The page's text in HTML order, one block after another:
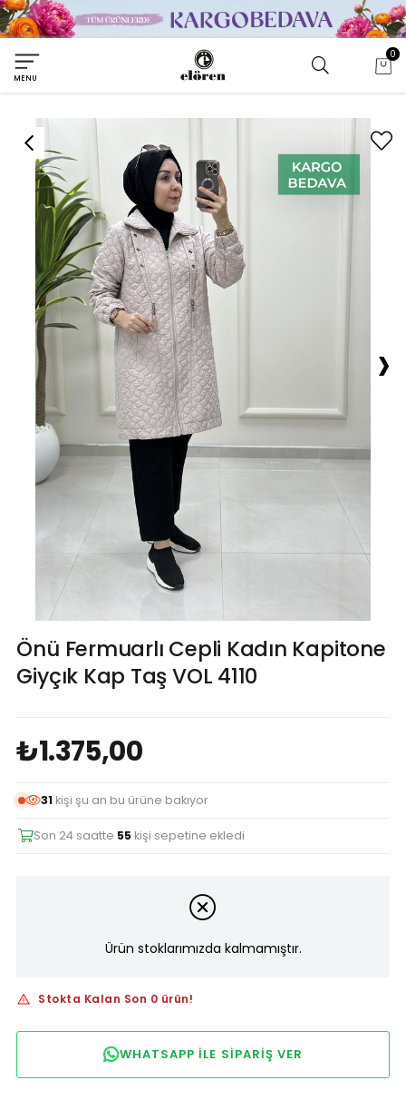
MENU
0
›
Önü Fermuarlı Cepli Kadın Kapitone
Giyçık Kap Taş VOL 4110
₺1.375,00
29kişi şu an bu ürüne bakıyor
Son 24 saatte 55 kişi sepetine ekledi
Ürün stoklarımızda kalmamıştır.
Stokta Kalan Son 0 ürün!
WHATSAPP ILE SIPARIŞ VER